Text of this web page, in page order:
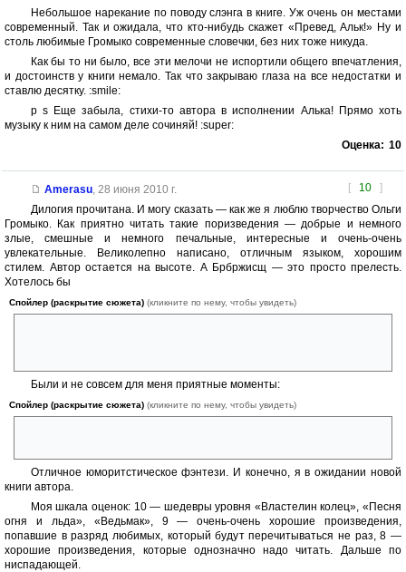
Небольшое нарекание по поводу слэнга в книге. Уж очень он местами
современный. Так и ожидала, что кто-нибудь скажет «Превед, Альк!» Ну и
столь любимые Громыко современные словечки, без них тоже никуда.
Как бы то ни было, все эти мелочи не испортили общего впечатления,
и достоинств у книги немало. Так что закрываю глаза на все недостатки и
ставлю десятку. :smile:
p s Еще забыла, стихи-то автора в исполнении Алька! Прямо хоть
музыку к ним на самом деле сочиняй! :super:
Оценка: 10
[ 10 ]
Amerasu, 28 июня 2010 г.
Дилогия прочитана. И могу сказать — как же я люблю творчество Ольги
Громыко. Как приятно читать такие поризведения — добрые и немного
злые, смешные и немного печальные, интересные и очень-очень
увлекательные. Великолепно написано, отличным языком, хорошим
стилем. Автор остается на высоте. А Брбржисщ — это просто прелесть.
Хотелось бы
Спойлер (раскрытие сюжета) (кликните по нему, чтобы увидеть)
Были и не совсем для меня приятные моменты:
Спойлер (раскрытие сюжета) (кликните по нему, чтобы увидеть)
Отличное юморитстическое фэнтези. И конечно, я в ожидании новой
книги автора.
Моя шкала оценок: 10 — шедевры уровня «Властелин колец», «Песня
огня и льда», «Ведьмак», 9 — очень-очень хорошие произведения,
попавшие в разряд любимых, который будут перечитываться не раз, 8 —
хорошие произведения, которые однозначно надо читать. Дальше по
ниспадающей.